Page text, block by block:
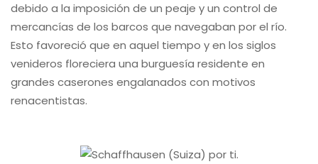
debido a la imposición de un peaje y un control de
mercancías de los barcos que navegaban por el río.
Esto favoreció que en aquel tiempo y en los siglos
venideros floreciera una burguesía residente en
grandes caserones engalanados con motivos
renacentistas.